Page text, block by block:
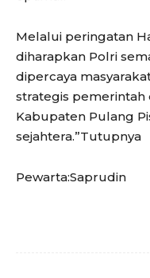
Melalui peringatan
diharapkan Polri
dipercaya
strategis
Kabupaten Pulang
sejahtera.”Tutupnya
Pewarta:Saprudin